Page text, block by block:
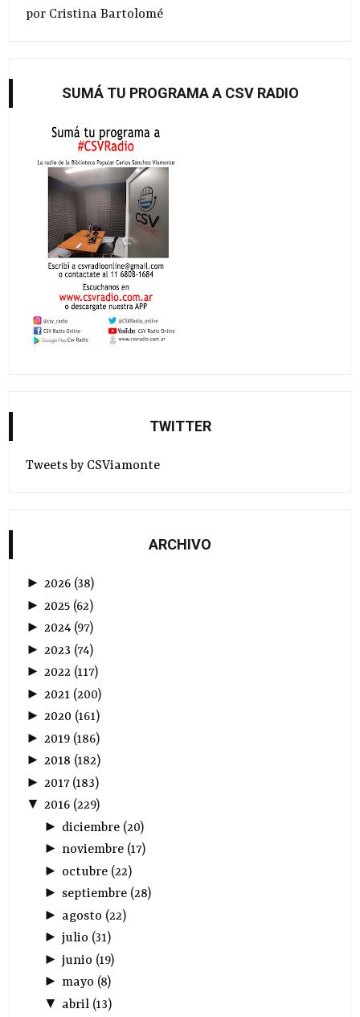
por Cristina Bartolomé
SUMÁ TU PROGRAMA A CSV RADIO
TWITTER
Tweets by CSViamonte
ARCHIVO
►2026 (38)
► 2025 (62)
►2024 (97)
► 2023 (74)
►2022 (117)
► 2021 (200)
►2020 (161)
► 2019 (186)
►2018 (182)
► 2017(183)
▼2016 (229)
► diciembre(20)
► noviembre(17)
► octubre(22)
► septiembre(28)
► agosto (22)
► julio (31)
► junio (19)
► mayo (8)
▼ abril(13)